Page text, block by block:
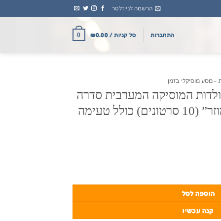
הרשמה לניוזלטר
התחברות סל קניות / ₪0.00
0
- מסע מוסיקלי בזמן
המוסיקה המערבית סדרה
ג’: ברוק – “זה מה זה מוזר” (10 סרטונים) כולל טעימה
הוספה לסל
קנה עכשיו